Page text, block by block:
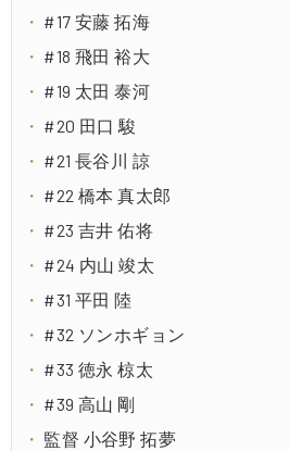
#17 安藤 拓海
#18 飛田 裕大
#19 太田 泰河
#20 田口 駿
#21 長谷川 諒
#22 橋本 真太郎
#23 吉井 佑将
#24 内山 竣太
#31 平田 陸
#32 ソンホギョン
#33 徳永 椋太
#39 高山 剛
監督 小谷野 拓夢